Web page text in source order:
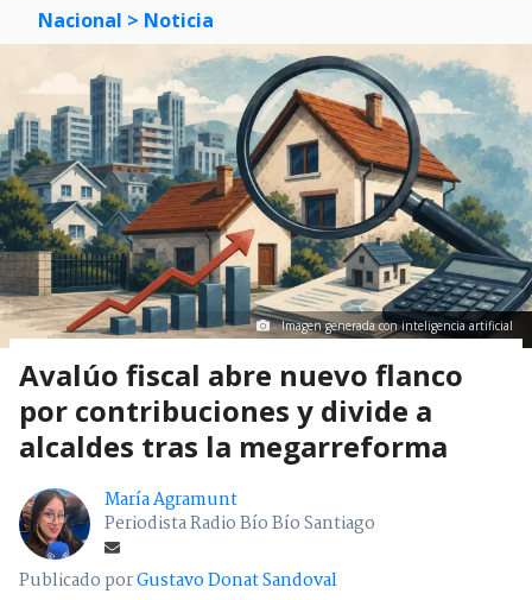
Nacional > Noticia
Imagen generada con inteligencia artificial
Avalúo fiscal abre nuevo flanco
por contribuciones y divide a
alcaldes tras la megarreforma
María Agramunt
Periodista Radio Bío Bío Santiago
Publicado porGustavo Donat Sandoval